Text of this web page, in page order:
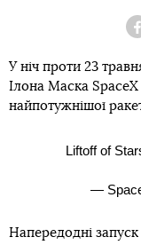
У ніч проти 23
Ілона Маска
найпотужнішої
Liftoff of
—
Напередодні запуск